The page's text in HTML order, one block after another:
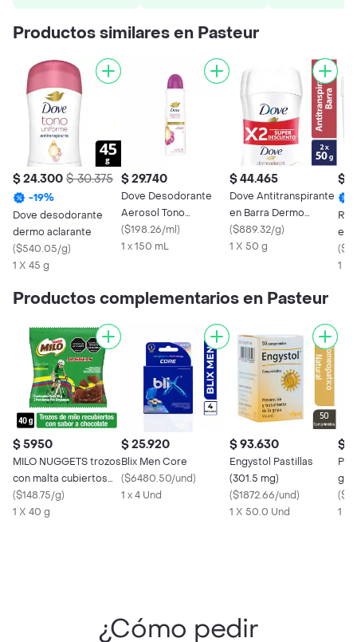
Productos similares en Pasteur
$ 24.300 $ 30.375
-19%
Dove desodorante
dermo aclarante
($540.05/g)
1 X 45 g
$ 29.740
Dove Desodorante
Aerosol Tono
Uniforme Orquídea
($198.26/ml)
1 x 150 mL
$ 44.465
Dove Antitranspirante
en Barra Dermo
Aclarant
($889.32/g)
1 X 50 g
$
en
(
1 X
Productos complementarios en Pasteur
$ 5950
MILO NUGGETS trozos
con malta cubiertos
sabor chocolate x 40g
($148.75/g)
1 X 40 g
$ 25.920
Blix Men Core
($6480.50/und)
1 x 4 Und
$ 93.630
Engystol Pastillas
(301.5 mg)
($1872.66/und)
1 X 50.0 Und
$
g
(
1 X
¿Cómo pedir